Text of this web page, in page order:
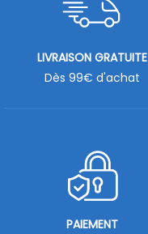
LIVRAISON GRATUITE
Dès 99€ d'achat
PAIEMENT